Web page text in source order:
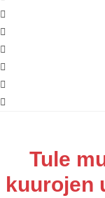
Tule
kuurojen